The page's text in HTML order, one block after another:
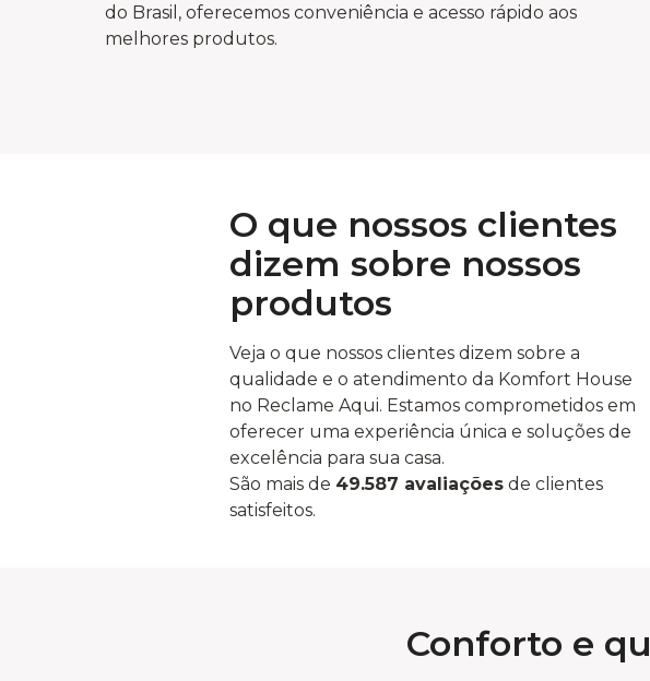
do Brasil, oferecemos conveniência e acesso rápido aos
melhores produtos.
O que nossos clientes
dizem sobre nossos
produtos
Veja o que nossos clientes dizem sobre a
qualidade e o atendimento da Komfort House
no Reclame Aqui. Estamos comprometidos em
oferecer uma experiência única e soluções de
excelência para sua casa.
São mais de 49.587 avaliações de clientes
satisfeitos.
Conforto e